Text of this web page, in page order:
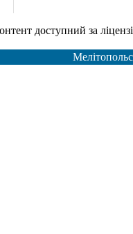
Creative